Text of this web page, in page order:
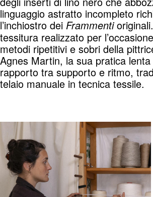
linguaggio astratto incompleto
l’inchiostro dei Frammenti
tessitura realizzato per
metodi ripetitivi e sobri della
Agnes Martin, la sua pratica
rapporto tra supporto e ritmo,
telaio manuale in tecnica tessile.